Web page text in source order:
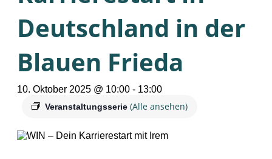
Deutschland in der
Blauen Frieda
10. Oktober 2025 @ 10:00 - 13:00
Veranstaltungsserie (Alle ansehen)